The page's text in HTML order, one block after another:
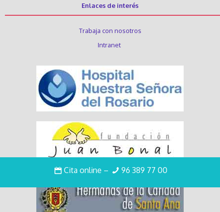
Cita online – 96 389 77 00
Enlaces de interés
Trabaja con nosotros
Intranet